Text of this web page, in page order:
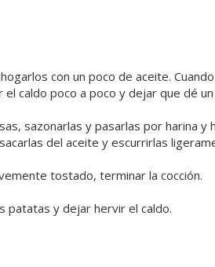
con un poco de aceite.
caldo poco a poco y dejar que dé
sazonarlas y pasarlas por harina y
del aceite y escurrirlas
tostado, terminar la cocción.
patatas y dejar hervir el caldo.